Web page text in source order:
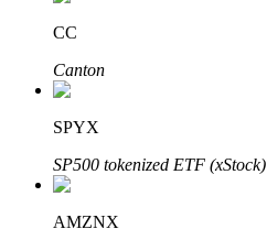
Leningen
CC
Canton
SPYX
SP500 tokenized ETF (xStock)
AMZNX